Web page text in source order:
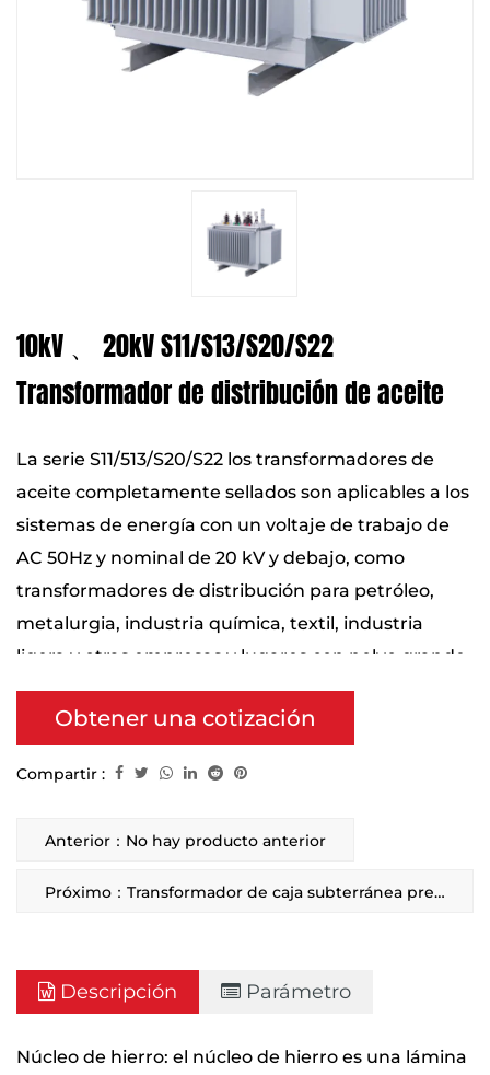
10kV 、 20kV S11/S13/S20/S22
Transformador de distribución de aceite
La serie S11/513/S20/S22 los transformadores de
aceite completamente sellados son aplicables a los
sistemas de energía con un voltaje de trabajo de
AC 50Hz y nominal de 20 kV y debajo, como
transformadores de distribución para petróleo,
metalurgia, industria química, textil, industria
ligera y otras empresas y lugares con polvo grande.
.
Obtener una cotización
Compartir :
Anterior：No hay producto anterior
Próximo：Transformador de caja subterránea preinstalada
Descripción Parámetro
Núcleo de hierro: el núcleo de hierro es una lámina